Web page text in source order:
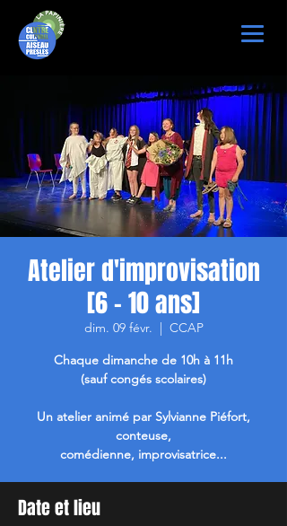
Atelier d'improvisation
[6 - 10 ans]
dim. 09 févr.
  |
CCAP
Chaque dimanche de 10h à 11h
(sauf congés scolaires)
Un atelier animé par Sylvianne Piéfort,
conteuse,
comédienne, improvisatrice...
Date et lieu